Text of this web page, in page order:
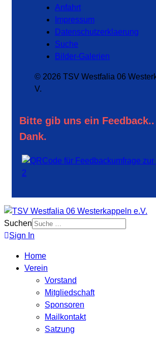
Anfahrt
Impressum
Datenschutzerklaerung
Suche
Bilder-Galerien
© 2026 TSV Westfalia 06
V.
Bitte gib uns ein
Dank.
Suchen
Sign In
Home
Verein
Vorstand
Mitgliedschaft
Sponsoren
Mailkontakt
Satzung